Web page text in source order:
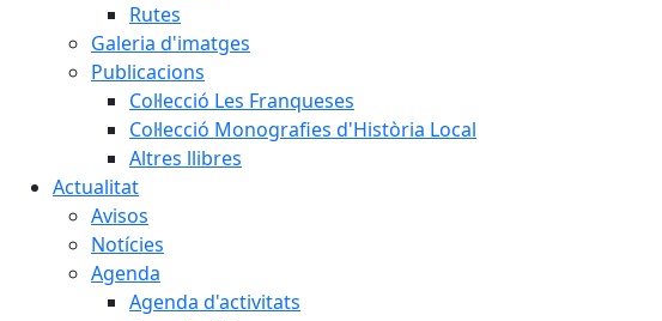
Rutes
Galeria d'imatges
Publicacions
Col·lecció Les Franqueses
Col·lecció Monografies d'Història Local
Altres llibres
Actualitat
Avisos
Notícies
Agenda
Agenda d'activitats